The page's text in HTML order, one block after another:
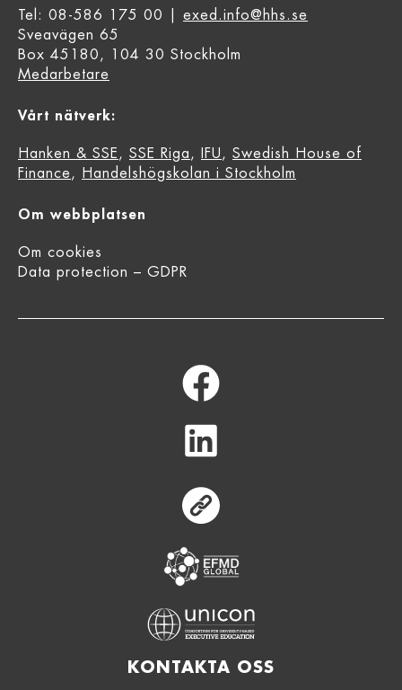
KONTAKTA OSS
Tel: 08-586 175 00 | exed.info@hhs.se
Sveavägen 65
Box 45180, 104 30 Stockholm
Medarbetare
Vårt nätverk:
Hanken & SSE , SSE Riga , IFU , Swedish House of
Finance, Handelshögskolan i Stockholm
Om webbplatsen
Om cookies
Data protection – GDPR
Equis